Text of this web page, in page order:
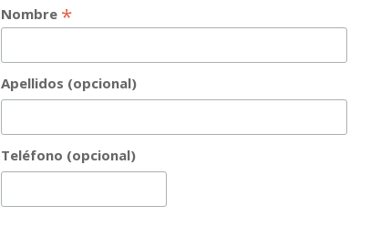
Nombre *
Apellidos (opcional)
Teléfono (opcional)